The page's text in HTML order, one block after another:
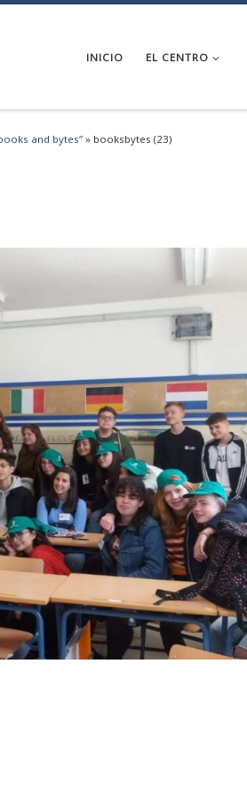
INICIO EL CENTRO
and bytes” » booksbytes (23)